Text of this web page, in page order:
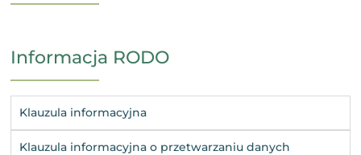
Informacja RODO
Klauzula informacyjna
Klauzula informacyjna o przetwarzaniu danych